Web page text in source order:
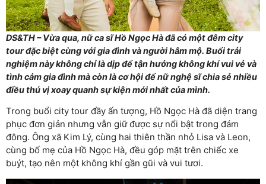
DS&TH – Vừa qua, nữ ca sĩ Hồ Ngọc Hà đã có một đêm city
tour đặc biệt cùng với gia đình và người hâm mộ. Buổi trải
nghiệm này không chỉ là dịp để tận hưởng không khí vui vẻ và
tình cảm gia đình mà còn là cơ hội để nữ nghệ sĩ chia sẻ nhiều
điều thú vị xoay quanh sự kiện mới nhất của mình.
Trong buổi city tour đầy ấn tượng, Hồ Ngọc Hà đã diện trang
phục đơn giản nhưng vẫn giữ được sự nổi bật trong đám
đông. Ông xã Kim Lý, cùng hai thiên thần nhỏ Lisa và Leon,
cùng bố mẹ của Hồ Ngọc Hà, đều góp mặt trên chiếc xe
buýt, tạo nên một không khí gần gũi và vui tươi.